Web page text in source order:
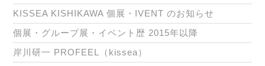
KISSEA KISHIKAWA 個展・IVENT のお知らせ
個展・グループ展・イベント歴 2015年以降
岸川研一 PROFEEL（kissea）